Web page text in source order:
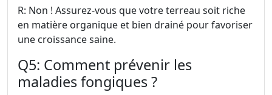
R: Non ! Assurez-vous que votre terreau soit riche
en matière organique et bien drainé pour favoriser
une croissance saine.
Q5: Comment prévenir les
maladies fongiques ?